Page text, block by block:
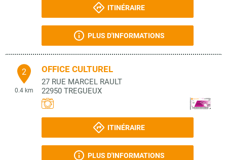
ITINÉRAIRE
PLUS D'INFORMATIONS
2
0.4 km
OFFICE CULTUREL
27 RUE MARCEL RAULT
22950 TREGUEUX
ITINÉRAIRE
PLUS D'INFORMATIONS